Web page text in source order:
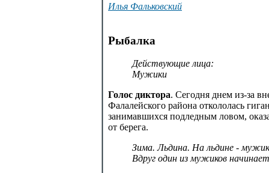
Илья Фальковский
Рыбалка
Действующие лица:
Мужики
Голос диктора. Сегодня днем из-за
Фалалейского района откололась
занимавшихся подледным ловом,
от берега.
Зима. Льдина. На льдине -
Вдруг один из мужиков начинает